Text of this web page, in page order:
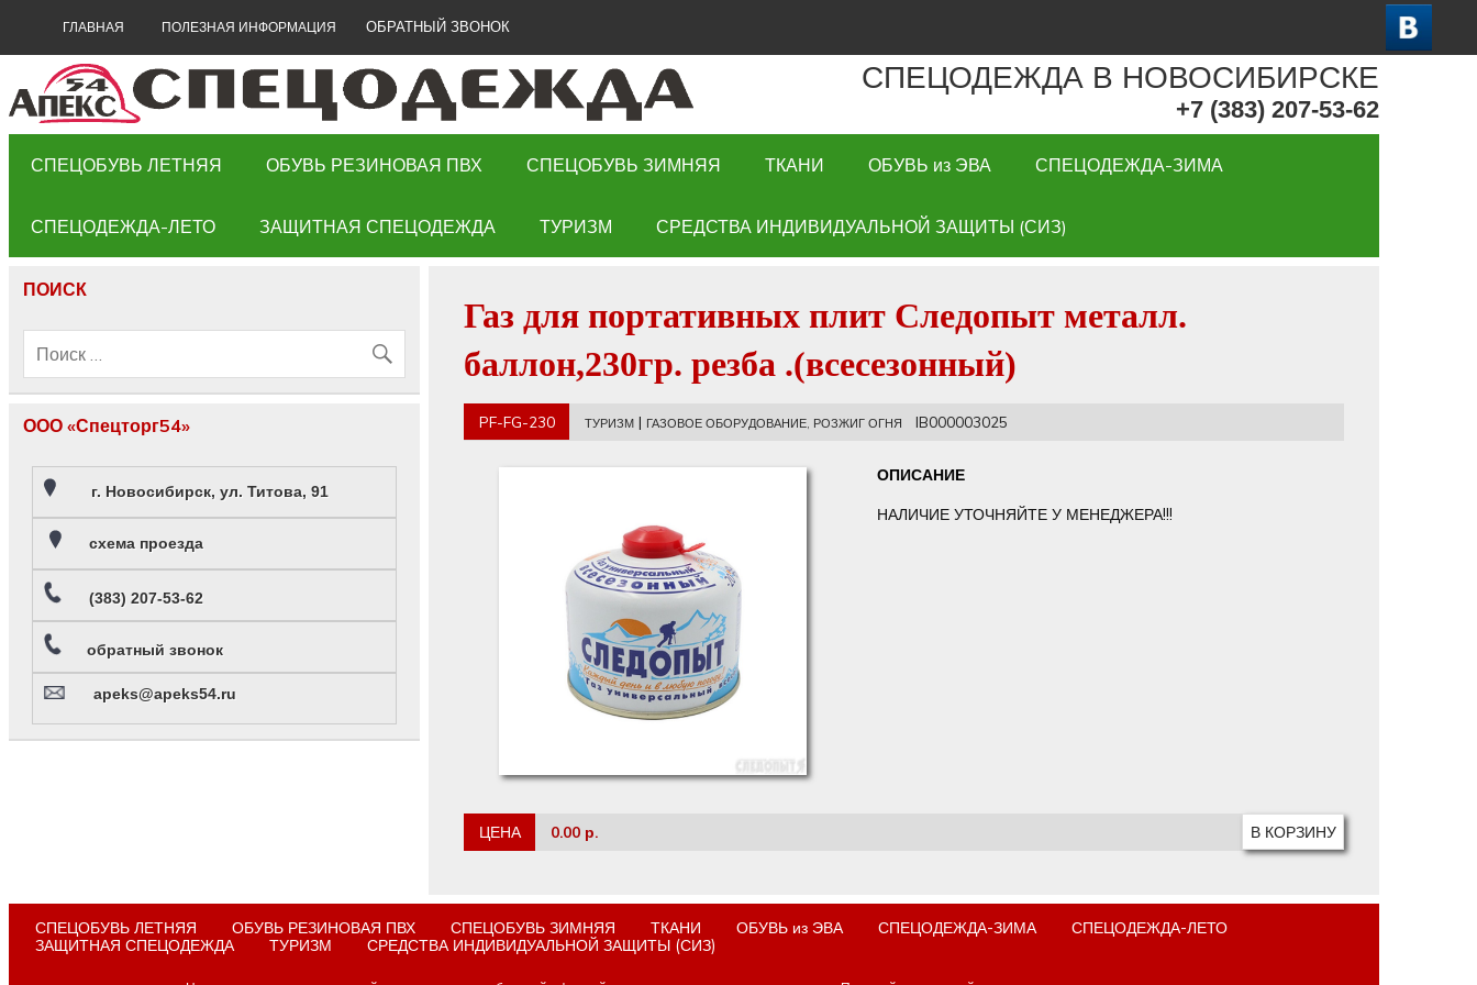
ГЛАВНАЯ ПОЛЕЗНАЯ ИНФОРМАЦИЯ ОБРАТНЫЙ ЗВОНОК
СПЕЦОДЕЖДА В НОВОСИБИРСКЕ
+7 (383) 207-53-62
СПЕЦОБУВЬ ЛЕТНЯЯ ОБУВЬ РЕЗИНОВАЯ ПВХ СПЕЦОБУВЬ ЗИМНЯЯ ТКАНИ ОБУВЬ из ЭВА СПЕЦОДЕЖДА-ЗИМА
СПЕЦОДЕЖДА-ЛЕТО ЗАЩИТНАЯ СПЕЦОДЕЖДА ТУРИЗМ СРЕДСТВА ИНДИВИДУАЛЬНОЙ ЗАЩИТЫ (СИЗ)
Газ для портативных плит Следопыт металл.
баллон,230гр. резба .(всесезонный)
PF-FG-230 ТУРИЗМ | ГАЗОВОЕ ОБОРУДОВАНИЕ, РОЗЖИГ ОГНЯ IB000003025
ОПИСАНИЕ
НАЛИЧИЕ УТОЧНЯЙТЕ У МЕНЕДЖЕРА!!!
ЦЕНА 0.00 р.
ПОИСК
ООО «Спецторг54»
г. Новосибирск, ул. Титова, 91
схема проезда
(383) 207-53-62
обратный звонок
apeks@apeks54.ru
СПЕЦОБУВЬ ЛЕТНЯЯ ОБУВЬ РЕЗИНОВАЯ ПВХ СПЕЦОБУВЬ ЗИМНЯЯ ТКАНИ ОБУВЬ из ЭВА СПЕЦОДЕЖДА-ЗИМА
СПЕЦОДЕЖДА-ЛЕТО
ЗАЩИТНАЯ СПЕЦОДЕЖДА
ТУРИЗМ СРЕДСТВА ИНДИВИДУАЛЬНОЙ ЗАЩИТЫ (СИЗ)